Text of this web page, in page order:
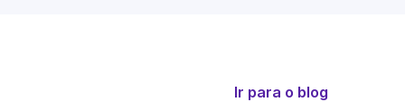
Ir para o blog